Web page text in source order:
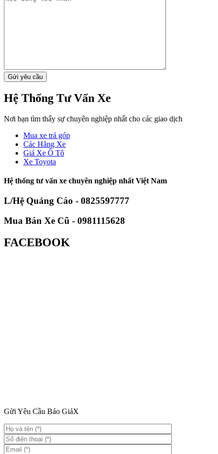
Hệ Thống Tư Vấn Xe
Nơi bạn tìm thấy sự chuyên nghiệp nhất cho các giao dịch
Mua xe trả góp
Các Hãng Xe
Giá Xe Ô Tô
Xe Toyota
Hệ thống tư vấn xe chuyên nghiệp nhất Việt Nam
L/Hệ Quảng Cáo - 0825597777
Mua Bán Xe Cũ - 0981115628
FACEBOOK
Gửi Yêu Cầu Báo GiáX